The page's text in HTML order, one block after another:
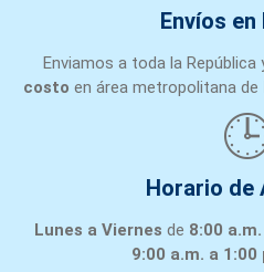
W2E200-
Envíos en
Enviamos a toda la
costo en área metropolitana de
Horario de
Lunes a Viernes de 8:00
9:00 a.m. a 1:00